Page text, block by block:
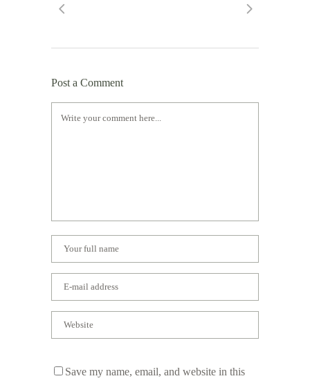
Post a Comment
Save my name, email, and website in this